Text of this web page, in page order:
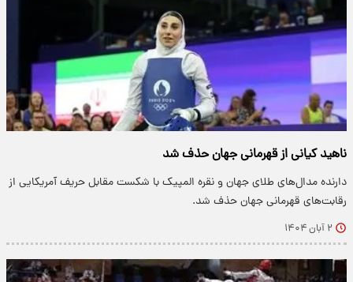
ناهید کیانی از قهرمانی جهان حذف شد
دارنده مدال‌های طلای جهان و نقره المپیک با شکست مقابل حریف آمریکایی از
رقابت‌های قهرمانی جهان حذف شد.
۲ آبان ۱۴۰۴